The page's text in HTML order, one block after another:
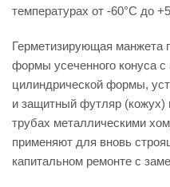
температурах от -60°С до
Герметизирующая манжета
формы усеченного конуса
цилиндрической формы,
и защитный футляр (кожух)
трубах металлическими
применяют для вновь
капитальном ремонте с